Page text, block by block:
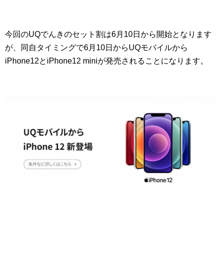
今回のUQでんきのセット割は6月10日から開始となります
が、同自タイミングで6月10日からUQモバイルから
iPhone12とiPhone12 miniが発売されることになります。